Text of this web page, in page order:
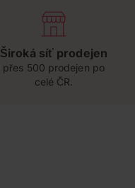
Široká síť prodejen
přes 500 prodejen po
celé ČR.